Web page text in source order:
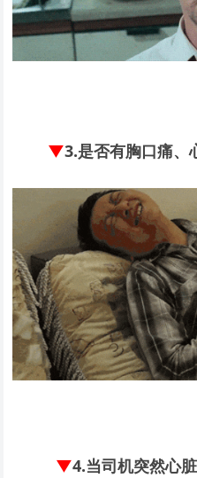
▼3.是否有胸口痛、
▼4.当司机突然心